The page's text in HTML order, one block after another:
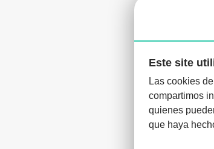
Este site
Las cookies
compartimos
quienes
que haya